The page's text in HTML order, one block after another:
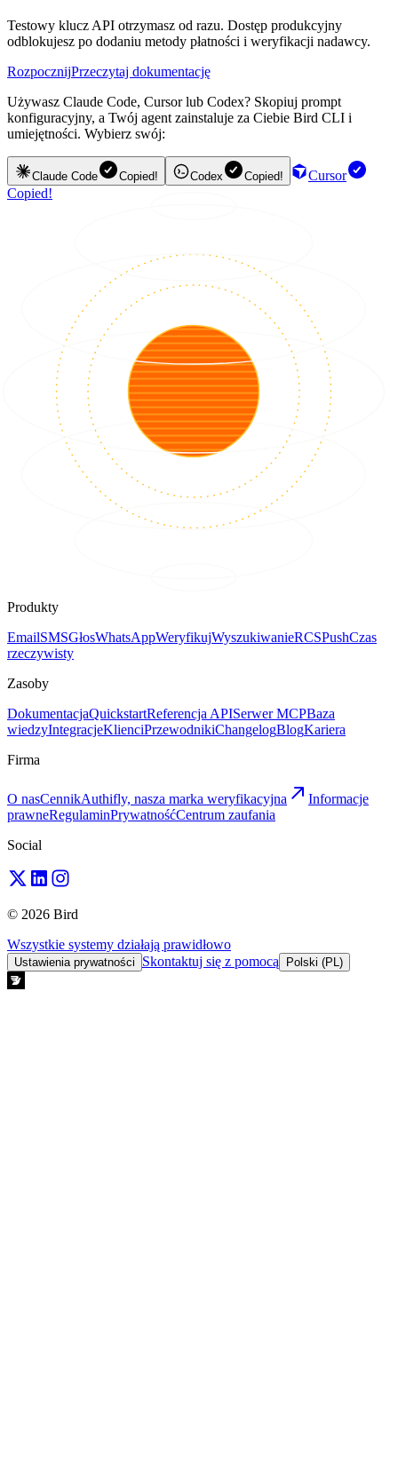
Testowy klucz API otrzymasz od razu. Dostęp produkcyjny
odblokujesz po dodaniu metody płatności i weryfikacji nadawcy.
RozpocznijPrzeczytaj dokumentację
Używasz Claude Code, Cursor lub Codex? Skopiuj prompt
konfiguracyjny, a Twój agent zainstaluje za Ciebie Bird CLI i
umiejętności. Wybierz swój:
Claude Code Copied! Codex Copied!
Cursor
Copied!
Produkty
EmailSMSGłosWhatsAppWeryfikujWyszukiwanieRCSPushCzas
rzeczywisty
Zasoby
DokumentacjaQuickstartReferencja APISerwer MCPBaza
wiedzyIntegracjeKlienciPrzewodnikiChangelogBlogKariera
Firma
O nasCennikAuthifly, nasza marka weryfikacyjna
Informacje
prawneRegulaminPrywatnośćCentrum zaufania
Social
© 2026 Bird
Wszystkie systemy działają prawidłowo
Ustawienia prywatności Skontaktuj się z pomocą Polski (PL)